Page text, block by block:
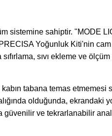
sistemine sahiptir. "MODE
PRECISA Yoğunluk Kiti'nin c
sıvı ekleme ve
tabana temas etmemesi
olduğunda, ekrandaki
güvenilir ve tekrarlanabilir